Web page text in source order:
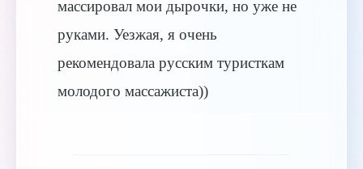
массировал мои дырочки, но уже не
руками. Уезжая, я очень
рекомендовала русским туристкам
молодого массажиста))